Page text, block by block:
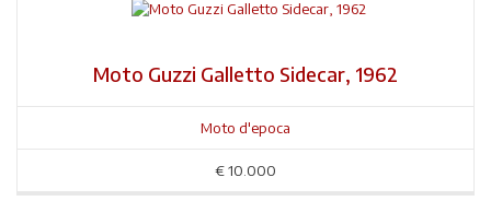
Moto Guzzi Galletto Sidecar, 1962
Moto d'epoca
€10.000